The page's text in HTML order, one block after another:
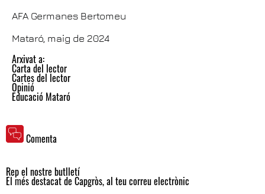
AFA Germanes Bertomeu
Mataró, maig de 2024
Arxivat a:
Carta del lector
Cartes del lector
Opinió
Educació Mataró
Comenta
Rep el nostre butlletí
El més destacat de Capgròs, al teu correu electrònic